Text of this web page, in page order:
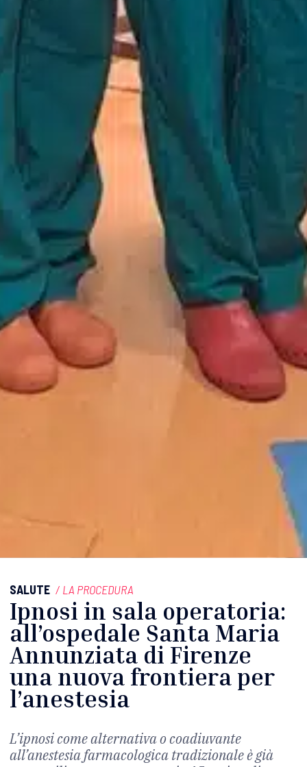
SALUTE / LA PROCEDURA
Ipnosi in sala operatoria:
all’ospedale Santa Maria
Annunziata di Firenze
una nuova frontiera per
l’anestesia
L’ipnosi come alternativa o coadiuvante
all’anestesia farmacologica tradizionale è già